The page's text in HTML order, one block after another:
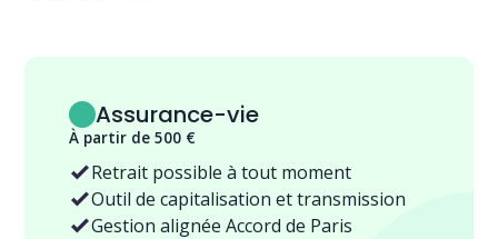
Assurance-vie
À partir de 500 €
Retrait possible à tout moment
Outil de capitalisation et transmission
Gestion alignée Accord de Paris